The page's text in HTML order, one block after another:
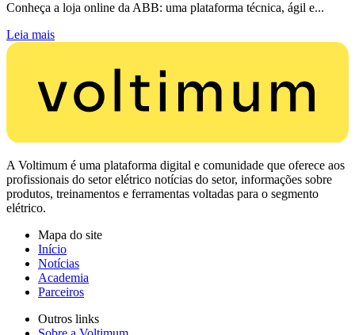
Conheça a loja online da ABB: uma plataforma técnica, ágil e...
Leia mais
A Voltimum é uma plataforma digital e comunidade que oferece aos
profissionais do setor elétrico notícias do setor, informações sobre
produtos, treinamentos e ferramentas voltadas para o segmento
elétrico.
Mapa do site
Início
Notícias
Academia
Parceiros
Outros links